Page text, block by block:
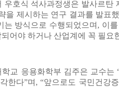
우호식 석사과정생은 발사르
을 제시하는 연구 결과를 발표
는 방식으로 수행되었으며, 이
어야 하거나 산업계에 꼭 필
교 응용화학부 김주은 교수
한다”며, “앞으로도 국민건강